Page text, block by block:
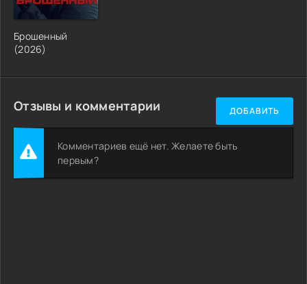
Брошенный
(2026)
Отзывы и комментарии ДОБАВИТЬ
Комментариев ещё нет. Желаете быть
первым?